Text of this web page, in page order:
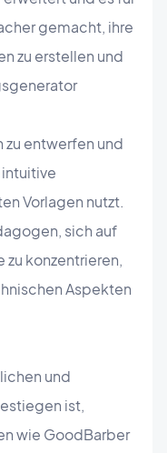
gemacht, ihre
zu erstellen und
entwerfen und
Vorlagen nutzt.
sich auf
zu konzentrieren,
Aspekten
und
ist,
wie GoodBarber